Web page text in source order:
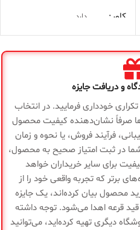
کاور دارد
جنس TPE
گارانتی ضمانت سلامت کالا
برند SHARK
و دریافت جایزه
خودداری فرمایید. در انتخاب
صرفاً نشان‌دهنده کیفیت محصول
فرآیند فروش، یا نحوه و زمان
شما در ثبت امتیاز صحیح به محصول،
برای سایر خریداران خواهد
برتر که تجربه واقعی خود را از
محصول بیان کرده‌اند، یک جایزه
قرعه اهدا می‌شود. توجه داشته
دیگری تهیه کرده‌اید، می‌توانید